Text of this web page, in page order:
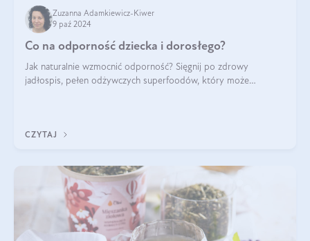
Zuzanna Adamkiewicz-Kiwer
9 paź 2024
Co na odporność dziecka i dorosłego?
Jak naturalnie wzmocnić odporność? Sięgnij po zdrowy
jadłospis, pełen odżywczych superfoodów, który może
CZYTAJ